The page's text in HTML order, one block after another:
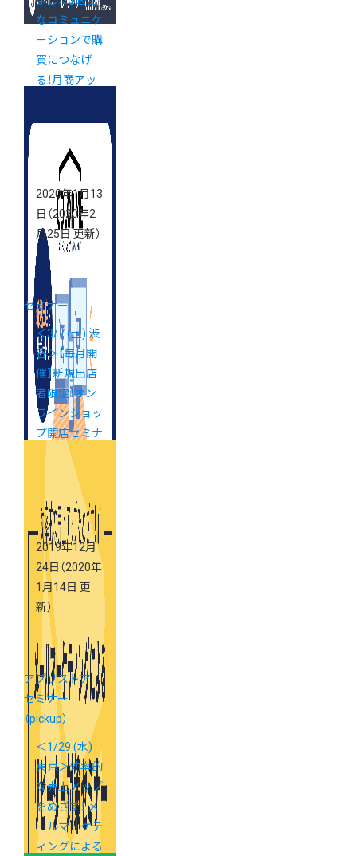
なコミュニケ
ーションで購
買につなげ
る！月商アッ
ンライン接客
2020年1月13
日 （2020年2
月25日 更新）
セミナー
＜3/7 (土) 渋
谷＞【毎月開
催】新規出店
者限定！オン
ラインショッ
プ開店セミナ
ー (東京・大
2019年12月
24日 （2020年
1月14日 更
新）
アプリストア
セミナー
（pickup）
＜1/29 (水)
東京＞効率的
な売上アップ
をめざす！ メ
ールマーケテ
ィングによる